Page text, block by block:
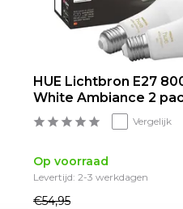
HUE Lichtbron E27
White Ambiance 2
Vergelijk
Op voorraad
Levertijd: 2-3 werkdagen
€54,95